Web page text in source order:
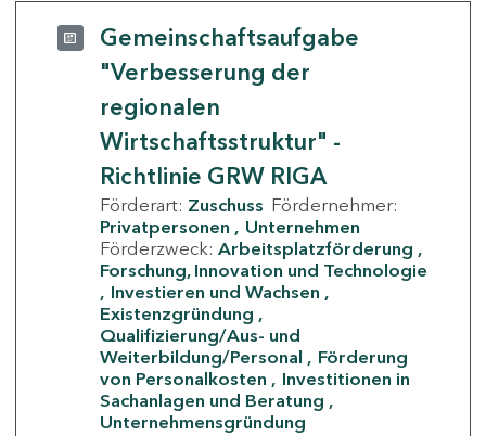
Gemeinschaftsaufgabe
"Verbesserung der
regionalen
Wirtschaftsstruktur" -
Richtlinie GRW RIGA
Förderart: Zuschuss Fördernehmer:
Privatpersonen
Unternehmen
Förderzweck: Arbeitsplatzförderung
Forschung, Innovation und Technologie
Investieren und Wachsen
Existenzgründung
Qualifizierung/Aus- und
Weiterbildung/Personal
Förderung
von Personalkosten
Investitionen in
Sachanlagen und Beratung
Unternehmensgründung